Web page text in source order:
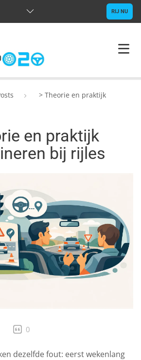
RIJ NU
> Theorie en praktijk
en praktijk
bij rijles
0
dezelfde fout: eerst wekenlang